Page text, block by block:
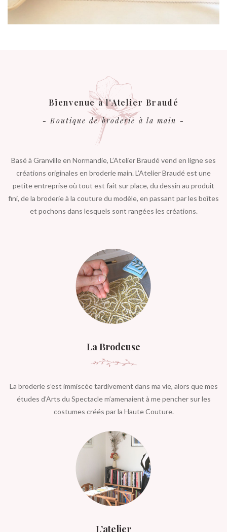
Bienvenue à l'Atelier Braudé
- Boutique de broderie à la main -
Basé à Granville en Normandie, L’Atelier Braudé vend en ligne ses
créations originales en broderie main. L’Atelier Braudé est une
petite entreprise où tout est fait sur place, du dessin au produit
fini, de la broderie à la couture du modèle, en passant par les boîtes
et pochons dans lesquels sont rangées les créations.
La Brodeuse
La broderie s’est immiscée tardivement dans ma vie, alors que mes
études d’Arts du Spectacle m’amenaient à me pencher sur les
costumes créés par la Haute Couture.
L’atelier